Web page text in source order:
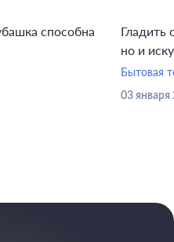
способна
Гладить
но и
Бытовая
03 января